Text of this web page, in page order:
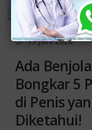
19 Juni 2026
Ada
Bongkar 5
di Penis
Diketahui!